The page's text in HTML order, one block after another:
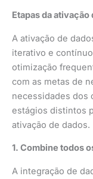
Etapas da ativação
A ativação de
iterativo e
otimização
com as metas de
necessidades dos
estágios distintos
ativação de dados.
1. Combine todos
A integração de